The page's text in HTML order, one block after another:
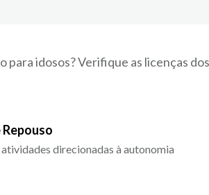
para idosos? Verifique as licenças
Repouso
direcionadas à autonomia